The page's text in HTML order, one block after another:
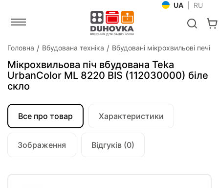
UA RU
Головна Вбудована техніка Вбудовані мікрохвильові печі
Мікрохвильова піч вбудована Teka
UrbanColor ML 8220 BIS (112030000) біле
скло
Все про товар Характеристики
Зображення Відгуків (0)